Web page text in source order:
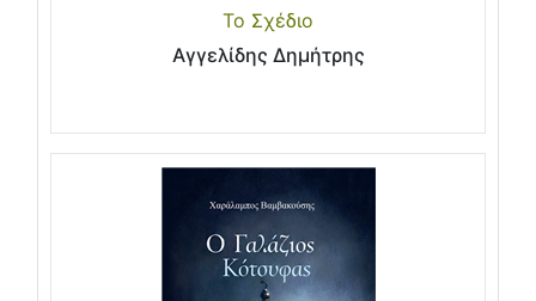
Το Σχέδιο
Αγγελίδης Δημήτρης